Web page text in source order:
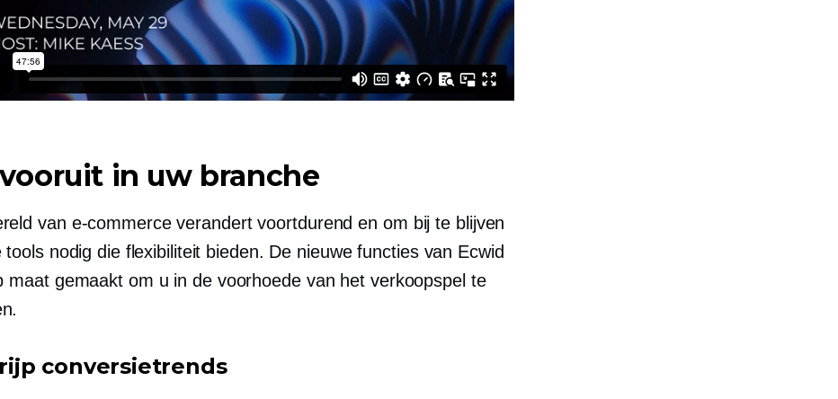
in uw branche
van e-commerce verandert voortdurend en om bij te blijven
tools nodig die flexibiliteit bieden. De nieuwe functies van Ecwid
maat gemaakt om u in de voorhoede van het verkoopspel te
conversietrends